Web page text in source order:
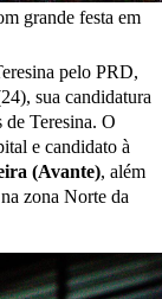
grande festa em
pelo PRD,
sua candidatura
de Teresina. O
e candidato à
(Avante), além
zona Norte da